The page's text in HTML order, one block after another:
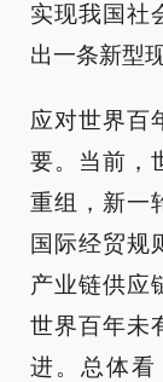
实现我国社
出一条新型
应对世界百
要。当前，
重组，新一
国际经贸规
产业链供应
世界百年未
进。总体